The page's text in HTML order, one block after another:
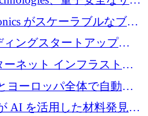
ンフラストラクチャの拡
万ドルを投入
がスケーラブルなブレ
インターフェイスのため
ングスタートアップ
A 投資で 2,000 万ドルを
ーネット インフラストラ
ンス向けに 300 万ドルの
ヨーロッパ全体で自動電
るために 2,800 万ドルを
AI を活用した材料発見を